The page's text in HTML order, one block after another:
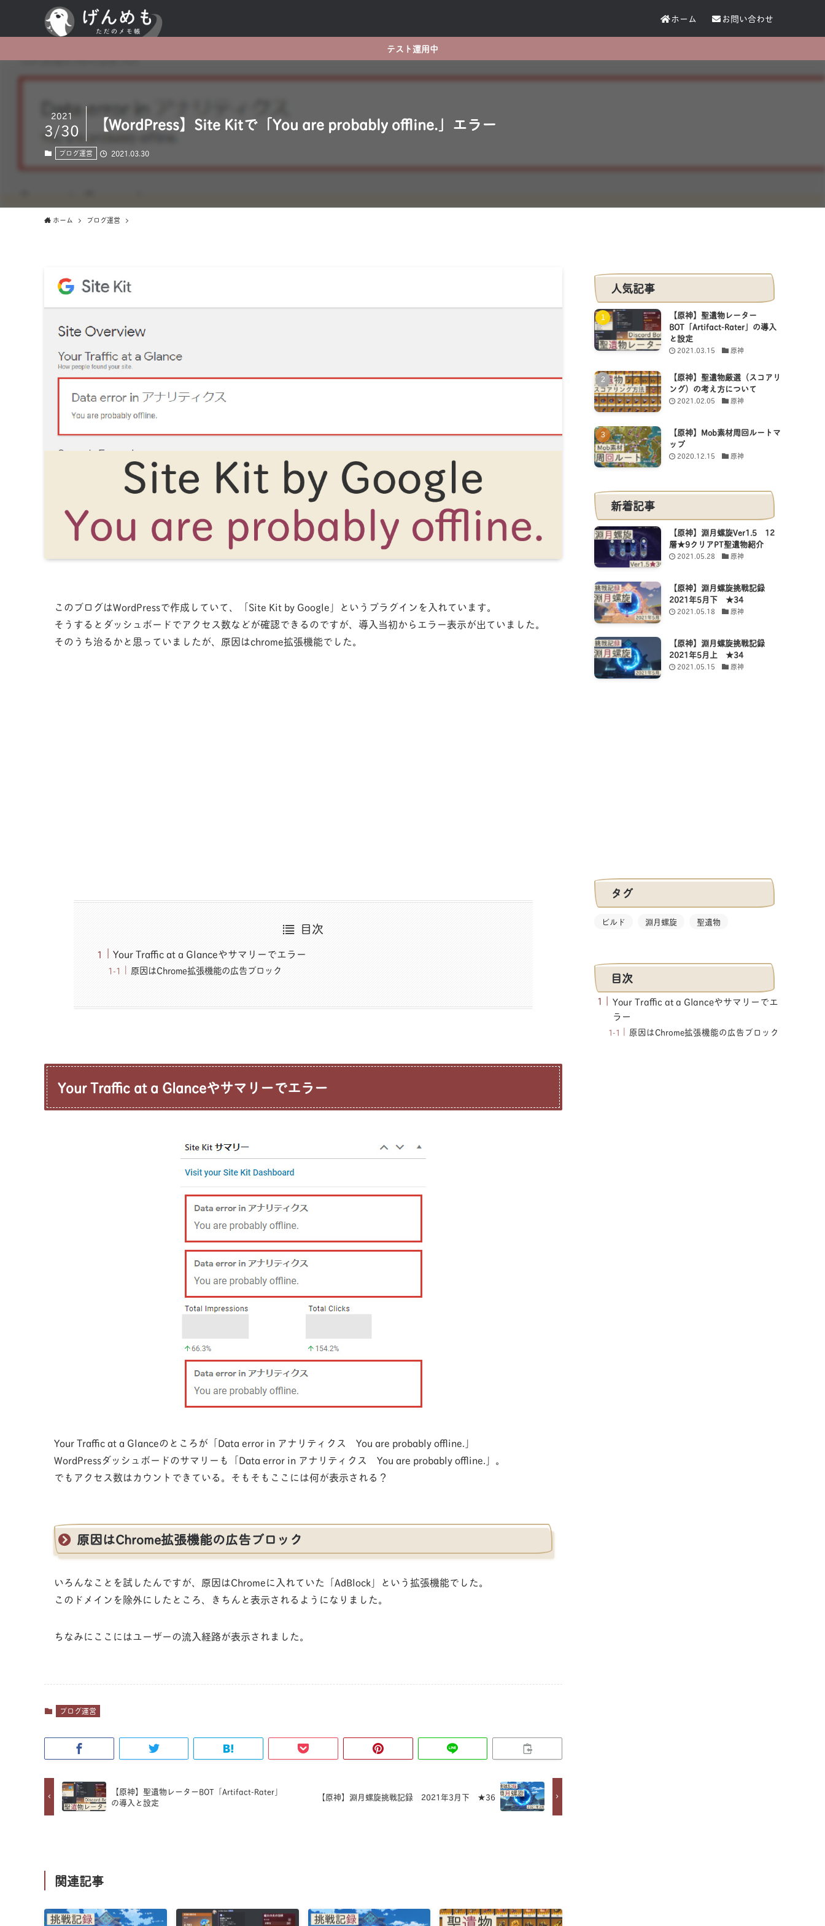
ホーム お問い合わせ
テスト運用中
【WordPress】Site Kitで「You are probably offline.」エラー
2021
3/30
ブログ運営 2021.03.30
ホーム ブログ運営
このブログはWordPressで作成していて、「Site Kit by Google」というプラグインを入れています。
そうするとダッシュボードでアクセス数などが確認できるのですが、導入当初からエラー表示が出ていました。
そのうち治るかと思っていましたが、原因はchrome拡張機能でした。
目次
Your Traffic at a Glanceやサマリーでエラー
原因はChrome拡張機能の広告ブロック
Your Traffic at a Glanceやサマリーでエラー
Your Traffic at a Glanceのところが「Data error in アナリティクス You are probably offline.」
WordPressダッシュボードのサマリーも「Data error in アナリティクス You are probably offline.」。
でもアクセス数はカウントできている。そもそもここには何が表示される？
原因はChrome拡張機能の広告ブロック
いろんなことを試したんですが、原因はChromeに入れていた「AdBlock」という拡張機能でした。
このドメインを除外にしたところ、きちんと表示されるようになりました。
ちなみにここにはユーザーの流入経路が表示されました。
ブログ運営
【原神】聖遺物レーターBOT「Artifact-Rater」
の導入と設定
【原神】淵月螺旋挑戦記録 2021年3月下 ★36
関連記事
人気記事
【原神】聖遺物レーター
BOT「Artifact-Rater」の導入
と設定
2021.03.15 原神
【原神】聖遺物厳選（スコアリ
ング）の考え方について
2021.02.05 原神
【原神】Mob素材周回ルートマ
ップ
2020.12.15 原神
新着記事
【原神】淵月螺旋Ver1.5 12
層★9クリアPT聖遺物紹介
2021.05.28 原神
【原神】淵月螺旋挑戦記録
2021年5月下 ★34
2021.05.18 原神
【原神】淵月螺旋挑戦記録
2021年5月上 ★34
2021.05.15 原神
タグ
ビルド 淵月螺旋 聖遺物
目次
Your Traffic at a Glanceやサマリーでエ
ラー
原因はChrome拡張機能の広告ブロック